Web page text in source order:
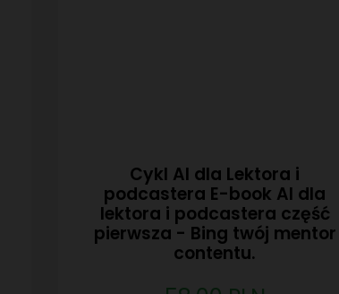
Cykl AI dla Lektora i
podcastera E-book AI dla
lektora i podcastera część
pierwsza - Bing twój mentor
contentu.